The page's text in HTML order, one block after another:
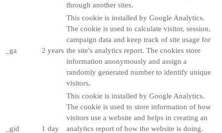
through another sites.
_ga 2 years
This cookie is installed by Google Analytics.
The cookie is used to calculate visitor, session,
campaign data and keep track of site usage for
the site's analytics report. The cookies store
information anonymously and assign a
randomly generated number to identify unique
visitors.
_gid 1 day
This cookie is installed by Google Analytics.
The cookie is used to store information of how
visitors use a website and helps in creating an
analytics report of how the website is doing.